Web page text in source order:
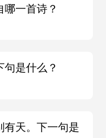
一首诗？
是什么？
有天。下一句是